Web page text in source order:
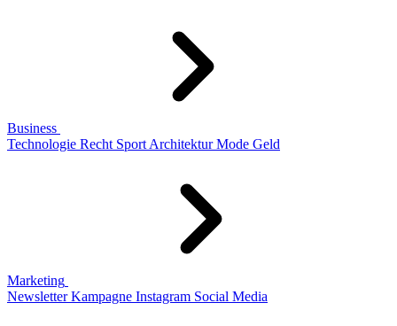
Business
Technologie Recht Sport Architektur Mode Geld
Marketing
Newsletter Kampagne Instagram Social Media